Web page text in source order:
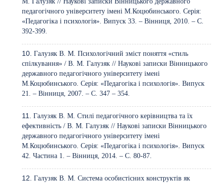
педагогічного університету імені М.Коцюбинського. Серія:
«Педагогіка і психологія». Випуск 33. – Вінниця, 2010. – С.
392-399.
Галузяк В. М. Психологічний зміст поняття «стиль
спілкування» / В. М. Галузяк // Наукові записки Вінницького
державного педагогічного університету імені
М.Коцюбинського. Серія: «Педагогіка і психологія». Випуск
21. – Вінниця, 2007. – С. 347 – 354.
Галузяк В. М. Стилі педагогічного керівництва та їх
ефективність / В. М. Галузяк // Наукові записки Вінницького
державного педагогічного університету імені
М.Коцюбинського. Серія: «Педагогіка і психологія». Випуск
42. Частина 1. – Вінниця, 2014. – С. 80-87.
Галузяк В. М. Система особистісних конструктів як